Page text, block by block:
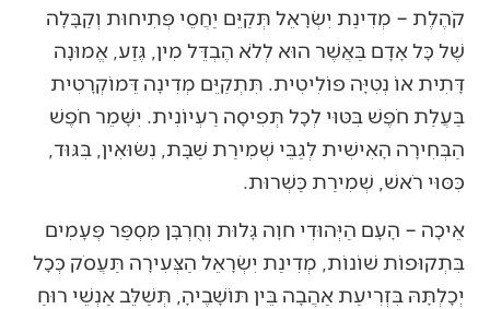
קֹהֶלֶת – מְדִינַת יִשְׂרָאֵל תְּקַיֵּם יַחֲסֵי פְּתִיחוּת וְקַבָּלָה
שֶׁל כָּל אָדָם בַּאֲשֶׁר הוּא לְלֹא הֶבְדֵּל מִין, גֶּזַע, אֱמוּנָה
דָּתִית אוֹ נְטִיָּה פּוֹלִיטִית. תִּתְקַיֵּם מְדִינָה דֵּמוֹקְרָטִית
בַּעֲלַת חֹפֶשׁ בִּטּוּי לְכָל תְּפִיסָה רַעְיוֹנִית. יִשָּׁמֵר חֹפֶשׁ
הַבְּחִירָה הָאִישִׁית לְגַבֵּי שְׁמִירַת שַׁבָּת, נִשּׂוּאִין, בִּגּוּד,
כִּסּוּי רֹאשׁ, שְׁמִירַת כַּשְׁרוּת.
אֵיכָה – הָעָם הַיְּהוּדִי חוָה גָּלוּת וְחֻרְבָּן מִסְפַּר פְּעָמִים
בִּתְקוּפוֹת שׁוֹנוֹת, מְדִינַת יִשְׂרָאֵל הַצְּעִירָה תַּעֲסֹק כְּכָל
יְכָלְתָּהּ בִּזְרִיעַת אַהֲבָה בֵּין תּוֹשָׁבֶיהָ, תְּשַׁלֵּב אַנְשֵׁי רוּחַ